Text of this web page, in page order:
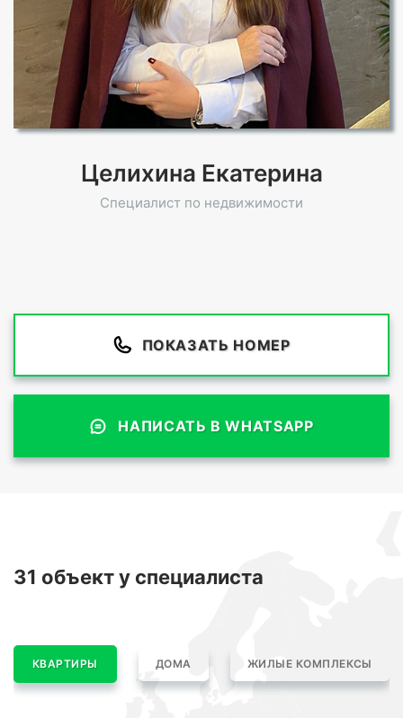
Целихина Екатерина
Специалист по недвижимости
ПОКАЗАТЬ НОМЕР
НАПИСАТЬ В WHATSAPP
31 объекту специалиста
КВАРТИРЫ ДОМА ЖИЛЫЕ КОМПЛЕКСЫ